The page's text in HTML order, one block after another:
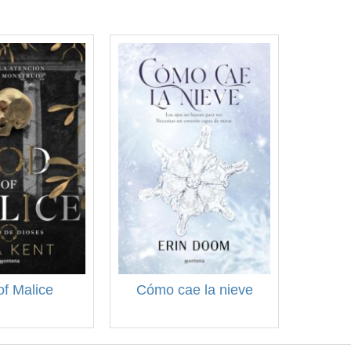
Malice Cómo cae la nieve